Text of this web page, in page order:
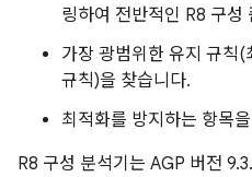
링하여 전반적인 R8 구성
가장 광범위한 유지 규칙
규칙)을 찾습니다.
최적화를 방지하는 항목
R8 구성 분석기는 AGP 버전